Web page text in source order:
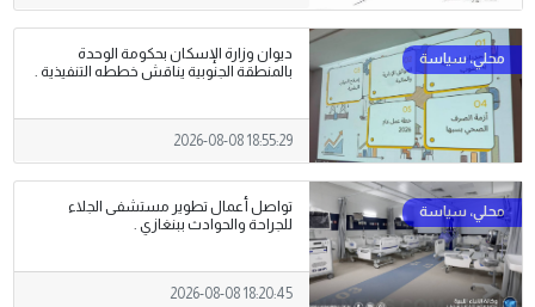
ديوان وزارة الإسكان بحكومة الوحدة
بالمنطقة الجنوبية يناقش خططه التنفيذية .
2026-08-08 18:55:29
تواصل أعمال تطوير مستشفى الجلاء
للجراحة والحوادث ببنغازي .
2026-08-08 18:20:45